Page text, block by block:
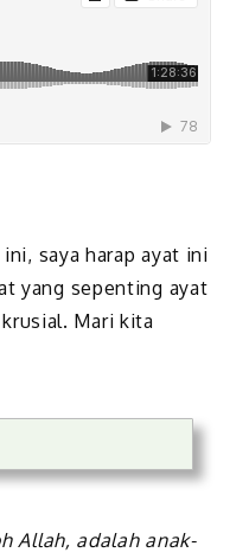
saya harap ayat ini
yang sepenting ayat
Mari kita
Allah, adalah anak-